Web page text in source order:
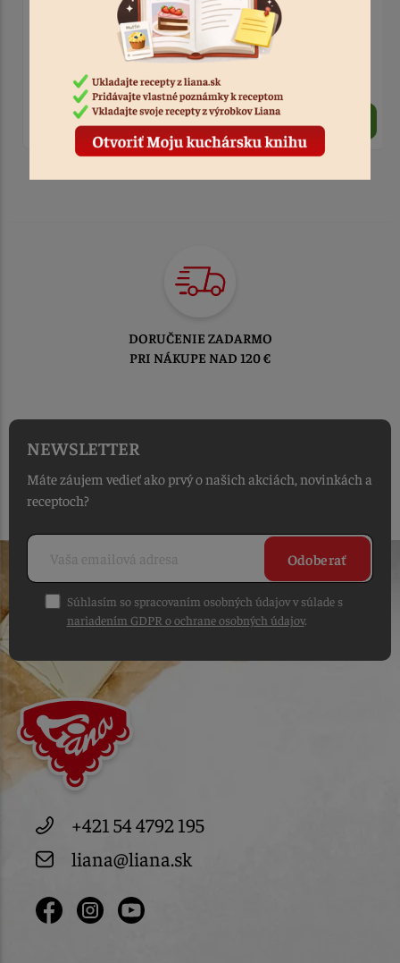
Sviečka zlatá 7,5 cm Sviečka dúhová
od
1,50 €
TOVAR ODOSIELAME
DO 1-2 PRACOVNÝCH DNÍ
NEWSLETTER
Máte záujem vedieť ako prvý o našich akciách, novinkách a
receptoch?
Odoberať
Súhlasím so spracovaním osobných údajov v súlade s
nariadením GDPR o ochrane osobných údajov.
+421 54 4792 195
liana@liana.sk